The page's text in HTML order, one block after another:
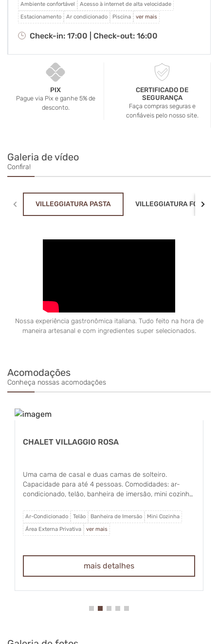
na hora, de forma artesanal, com ingredientes
cuidadosamente selecionados e respeito ao tempo
de cada receita. Tudo já incluido na diaria!
Ambiente confortável
Acesso à internet de alta velocidade
Estacionamento
Ar condicionado Piscina ver mais
Check-in: 17:00 | Check-out: 16:00
PIX
Pague via Pix e ganhe 5% de
desconto.
CERTIFICADO DE
SEGURANÇA
Faça compras seguras e
confiáveis pelo nosso site.
Galeria de vídeo
Confira!
VILLEGGIATURA PASTA VILLEGGIATURA FONDUE
Nossa experiência gastronômica italiana. Tudo feito na hora de
maneira artesanal e com ingredientes super selecionados.
Acomodações
Conheça nossas acomodações
CHALET VILLAGGIO ROSA
Uma cama de casal e duas camas de solteiro.
Capacidade para até 4 pessoas. Comodidades: ar-
condicionado, telão, banheira de imersão, mini cozinha
máquina de café expresso e forninho elétrico.
Ar-Condicionado Telão Banheira de Imersão
Mini Cozinha
Área Externa Privativa
ver mais
mais detalhes